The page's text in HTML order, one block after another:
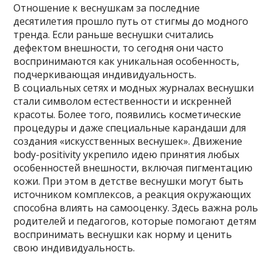
Отношение к веснушкам за последние
десятилетия прошло путь от стигмы до модного
тренда. Если раньше веснушки считались
дефектом внешности, то сегодня они часто
воспринимаются как уникальная особенность,
подчеркивающая индивидуальность.
В социальных сетях и модных журналах веснушки
стали символом естественности и искренней
красоты. Более того, появились косметические
процедуры и даже специальные карандаши для
создания «искусственных веснушек». Движение
body-positivity укрепило идею принятия любых
особенностей внешности, включая пигментацию
кожи. При этом в детстве веснушки могут быть
источником комплексов, а реакция окружающих
способна влиять на самооценку. Здесь важна роль
родителей и педагогов, которые помогают детям
воспринимать веснушки как норму и ценить
свою индивидуальность.